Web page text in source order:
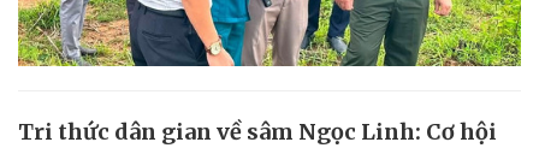
Tri thức dân gian về sâm Ngọc Linh: Cơ hội